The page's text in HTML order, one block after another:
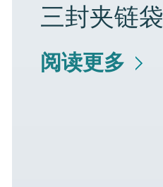
三封夹链袋
阅读更多